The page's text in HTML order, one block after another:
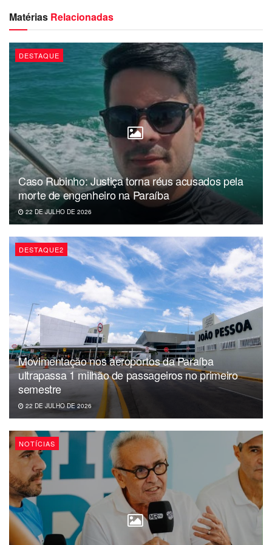
Dércio Alcântara
Matérias Relacionadas
DESTAQUE
Caso Rubinho: Justiça torna réus acusados pela
morte de engenheiro na Paraíba
22 DE JULHO DE 2026
DESTAQUE2
Movimentação nos aeroportos da Paraíba
ultrapassa 1 milhão de passageiros no primeiro
semestre
22 DE JULHO DE 2026
NOTÍCIAS